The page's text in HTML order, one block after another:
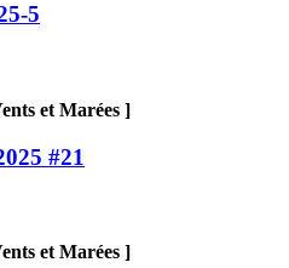
5
et Marées ]
#21
et Marées ]